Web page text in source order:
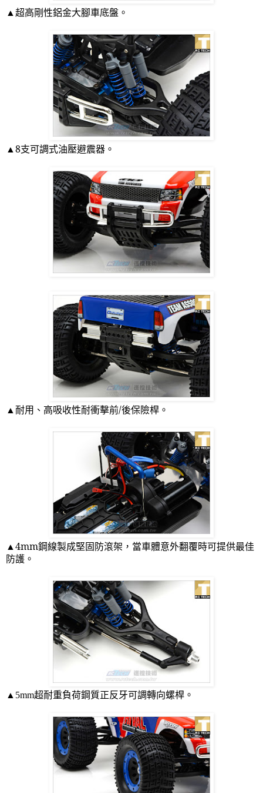
▲超高剛性鋁金大腳車底盤。
▲8支可調式油壓避震器。
▲耐用、高吸收性耐衝擊前/後保險桿。
▲4mm鋼線製成堅固防滾架，當車體意外翻覆時可提供最佳
防護。
▲ 5mm超耐重負荷鋼質正反牙可調轉向螺桿。